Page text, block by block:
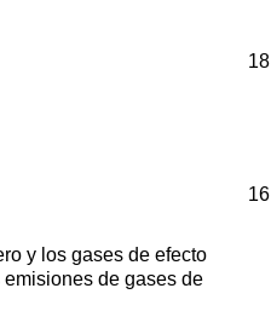
y los gases de efecto
de gases de
18
16